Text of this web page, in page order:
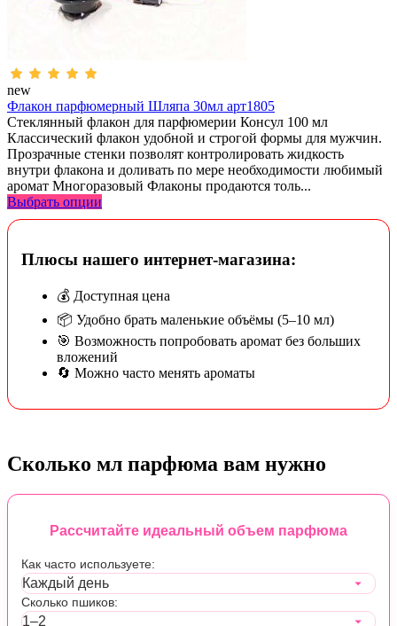
new
Флакон парфюмерный Шляпа 30мл арт1805
Стеклянный флакон для парфюмерии Консул 100 мл
Классический флакон удобной и строгой формы для мужчин.
Прозрачные стенки позволят контролировать жидкость
внутри флакона и доливать по мере необходимости любимый
аромат Многоразовый Флаконы продаются толь...
Выбрать опции
Плюсы нашего интернет-магазина:
💰 Доступная цена
📦 Удобно брать маленькие объёмы (5–10 мл)
🎯 Возможность попробовать аромат без больших
вложений
🔄 Можно часто менять ароматы
Сколько мл парфюма вам нужно
Рассчитайте идеальный объем парфюма
Как часто используете:
Сколько пшиков: